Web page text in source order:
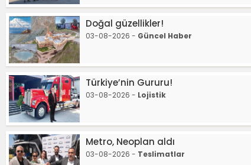
Doğal güzellikler!
03-08-2026 - Güncel Haber
Türkiye’nin Gururu!
03-08-2026 - Lojistik
Metro, Neoplan aldı
03-08-2026 - Teslimatlar